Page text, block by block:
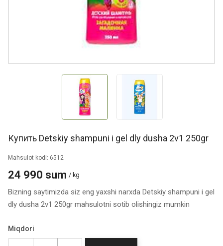
Купить Detskiy shampuni i gel dly dusha 2v1 250gr
Mahsulot kodi: 6512
24 990 sum / kg
Bizning saytimizda siz eng yaxshi narxda Detskiy shampuni i gel
dly dusha 2v1 250gr mahsulotni sotib olishingiz mumkin
Miqdori